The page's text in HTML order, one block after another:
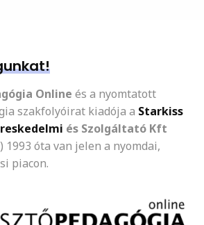
Online és a nyomtatott
szakfolyóirat kiadója a Starkiss
és Szolgáltató Kft
1993 óta van jelen a nyomdai,
piacon.